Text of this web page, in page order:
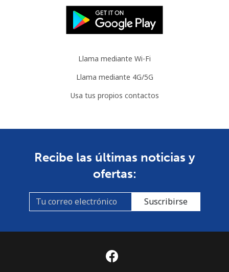
Llama mediante Wi-Fi
Llama mediante 4G/5G
Usa tus propios contactos
Recibe las últimas noticias y
ofertas:
Suscribirse